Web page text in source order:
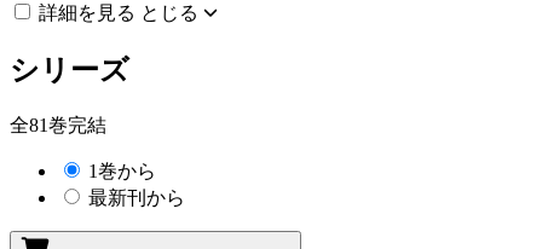
詳細を見る とじる
シリーズ
全81巻完結
1巻から
最新刊から